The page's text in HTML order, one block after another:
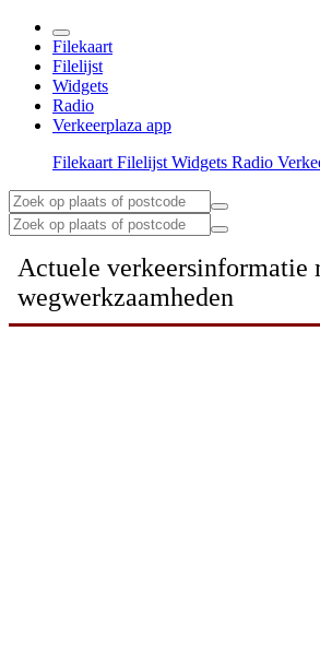
Filekaart
Filelijst
Widgets
Radio
Verkeerplaza app
Filekaart Filelijst Widgets Radio
Actuele verkeersinformatie
wegwerkzaamheden